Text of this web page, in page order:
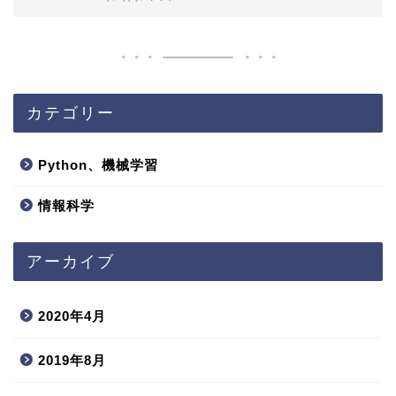
カテゴリー
Python、機械学習
情報科学
アーカイブ
2020年4月
2019年8月